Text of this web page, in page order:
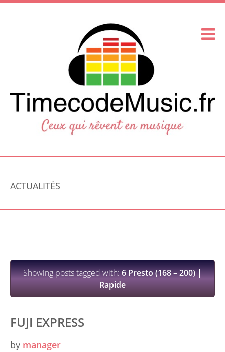
ACTUALITÉS
Showing posts tagged with:6 Presto (168 – 200) |
Rapide
FUJI EXPRESS
by manager